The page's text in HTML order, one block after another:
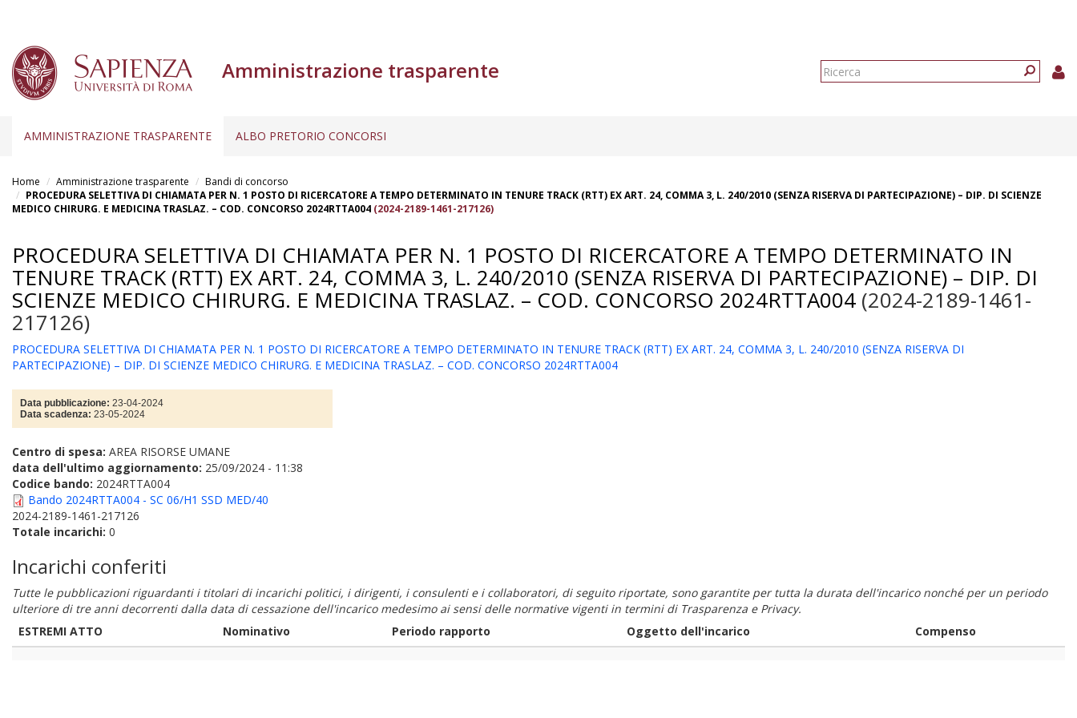
contenuto
principale
Amministrazione trasparente
Form
AMMINISTRAZIONE TRASPARENTE ALBO PRETORIO CONCORSI
Home Amministrazione trasparente
Bandi di concorso
PROCEDURA SELETTIVA DI CHIAMATA PER N. 1 POSTO DI RICERCATORE A TEMPO DETERMINATO IN TENURE TRACK (RTT) EX ART. 24, COMMA 3, L. 240/2010 (SENZA RISERVA DI PARTECIPAZIONE) – DIP. DI SCIENZE
MEDICO CHIRURG. E MEDICINA TRASLAZ. – COD. CONCORSO 2024RTTA004 (2024-2189-1461-217126)
PROCEDURA SELETTIVA DI CHIAMATA PER N. 1 POSTO DI RICERCATORE A TEMPO DETERMINATO IN
TENURE TRACK (RTT) EX ART. 24, COMMA 3, L. 240/2010 (SENZA RISERVA DI PARTECIPAZIONE) – DIP. DI
SCIENZE MEDICO CHIRURG. E MEDICINA TRASLAZ. – COD. CONCORSO 2024RTTA004 (2024-2189-1461-
217126)
PROCEDURA SELETTIVA DI CHIAMATA PER N. 1 POSTO DI RICERCATORE A TEMPO DETERMINATO IN TENURE TRACK (RTT) EX ART. 24, COMMA 3, L. 240/2010 (SENZA RISERVA DI
PARTECIPAZIONE) – DIP. DI SCIENZE MEDICO CHIRURG. E MEDICINA TRASLAZ. – COD. CONCORSO 2024RTTA004
Data pubblicazione: 23-04-2024
Data scadenza: 23-05-2024
Centro di spesa: AREA RISORSE UMANE
data dell'ultimo aggiornamento: 25/09/2024 - 11:38
Codice bando: 2024RTTA004
Bando 2024RTTA004 - SC 06/H1 SSD MED/40
2024-2189-1461-217126
Totale incarichi: 0
Incarichi conferiti
Tutte le pubblicazioni riguardanti i titolari di incarichi politici, i dirigenti, i consulenti e i collaboratori, di seguito riportate, sono garantite per tutta la durata dell'incarico nonché per un periodo
ulteriore di tre anni decorrenti dalla data di cessazione dell'incarico medesimo ai sensi delle normative vigenti in termini di Trasparenza e Privacy.
ESTREMI ATTO
Nominativo Periodo rapporto Oggetto dell'incarico Compenso